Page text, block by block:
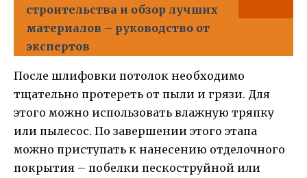
строительства и обзор лучших
материалов – руководство от
экспертов
После шлифовки потолок необходимо
тщательно протереть от пыли и грязи. Для
этого можно использовать влажную тряпку
или пылесос. По завершении этого этапа
можно приступать к нанесению отделочного
покрытия – побелки пескоструйной или